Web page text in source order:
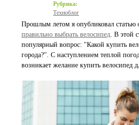
Рубрика:
Техноблог
Прошлым летом я опубликовал статью
правильно выбрать велосипед. В этой
популярный вопрос: "Какой купить
города?". С наступлением теплой
возникает желание купить велосипед